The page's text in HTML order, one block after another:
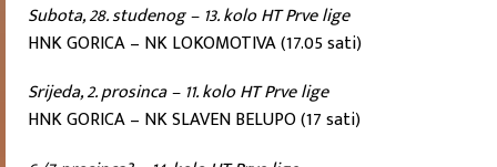
Subota, 28. studenog – 13. kolo HT Prve lige
HNK GORICA – NK LOKOMOTIVA (17.05 sati)
Srijeda, 2. prosinca – 11. kolo HT Prve lige
HNK GORICA – NK SLAVEN BELUPO (17 sati)